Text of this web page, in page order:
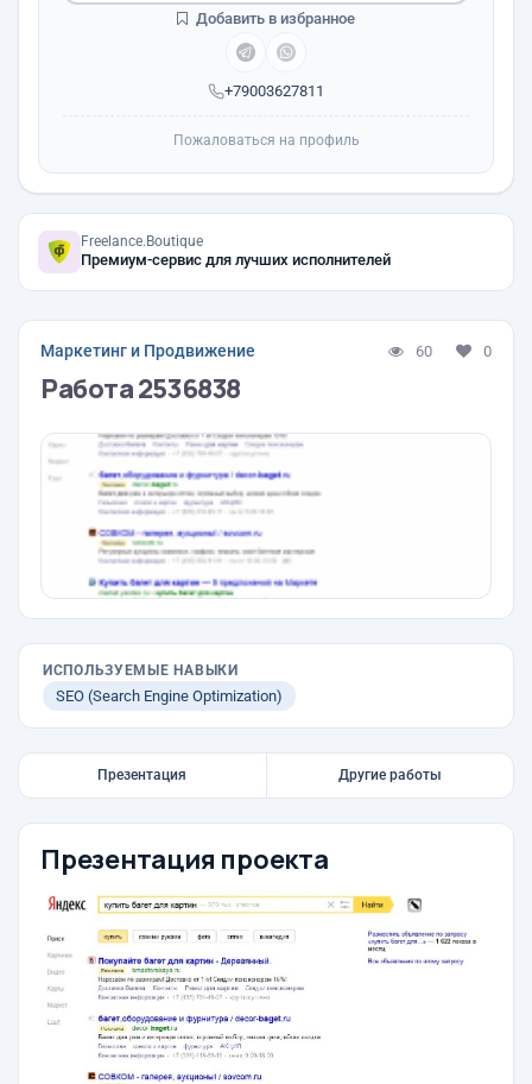
+79003627811
Добавить в избранное
Пожаловаться на профиль
Freelance.Boutique
Премиум-сервис для лучших исполнителей
Маркетинг и Продвижение 60 0
Работа 2536838
ИСПОЛЬЗУЕМЫЕ НАВЫКИ
SEO (Search Engine Optimization)
Презентация Другие работы
Презентация проекта